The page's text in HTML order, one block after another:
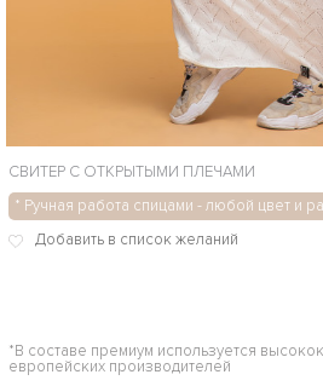
СВИТЕР С ОТКРЫТЫМИ ПЛЕЧАМИ
* Ручная работа спицами - любой цвет и
*В составе премиум используется
европейских производителей